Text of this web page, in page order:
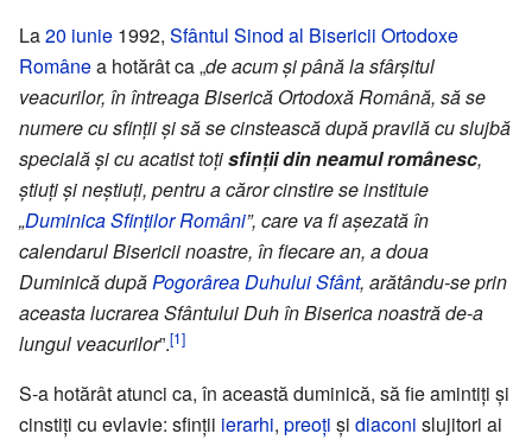
La20 iunie 1992, Sfântul Sinod al Bisericii Ortodoxe
Românea hotărât ca „de acum și până la sfârșitul
veacurilor, în întreaga Biserică Ortodoxă Română, să se
numere cu sfinții și să se cinstească după pravilă cu slujbă
specială și cu acatist toțisfinții din neamul românesc,
știuți și neștiuți, pentru a căror cinstire se instituie
„Duminica Sfinților Români”, care va fi așezată în
calendarul Bisericii noastre, în fiecare an, a doua
Duminică dupăPogorârea Duhului Sfânt, arătându-se prin
aceasta lucrarea Sfântului Duh în Biserica noastră de-a
lungul veacurilor”.[1]
S-a hotărât atunci ca, în această duminică, să fie amintiți și
cinstiți cu evlavie: sfinții ierarhi, preoți și diaconi slujitori ai